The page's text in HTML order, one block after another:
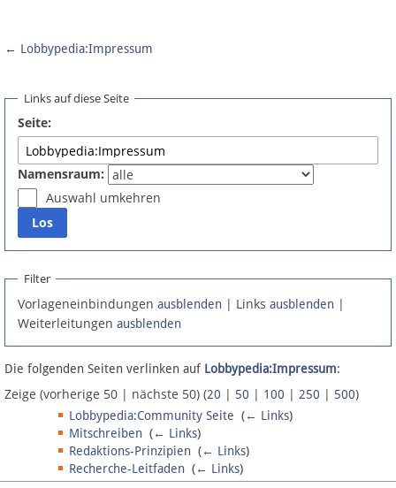
Spenden
Fördermitglied werden
Fehler melden
Bluesky
Facebook
Instagram
Anmelden
← Lobbypedia:Impressum
Links auf diese Seite
Seite:
Namensraum:
Auswahl umkehren
Filter
Vorlageneinbindungen ausblenden | Links ausblenden |
Weiterleitungen ausblenden
Die folgenden Seiten verlinken auf Lobbypedia:Impressum:
Zeige (vorherige 50 | nächste 50) (20 | 50 | 100 | 250 | 500)
Lobbypedia:Community Seite (← Links)
Mitschreiben (← Links)
Redaktions-Prinzipien (← Links)
Recherche-Leitfaden (← Links)